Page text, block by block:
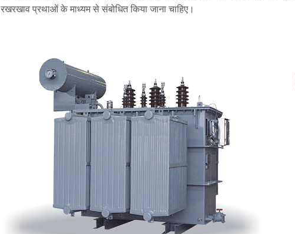
रखरखाव प्रथाओं के माध्यम से संबोधित किया जाना चाहिए।